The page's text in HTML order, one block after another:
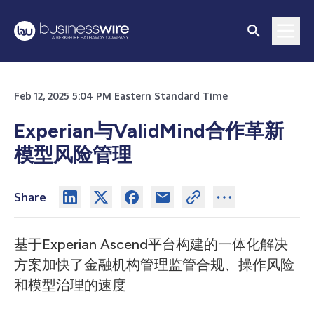
Feb 12, 2025 5:04 PM Eastern Standard Time
Experian与ValidMind合作革新
模型风险管理
Share
基于Experian Ascend平台构建的一体化解决
方案加快了金融机构管理监管合规、操作风险
和模型治理的速度